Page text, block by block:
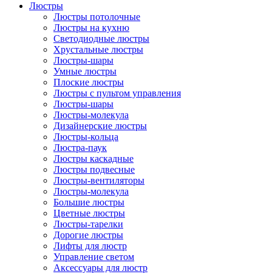
Люстры
Люстры потолочные
Люстры на кухню
Светодиодные люстры
Хрустальные люстры
Люстры-шары
Умные люстры
Плоские люстры
Люстры с пультом управления
Люстры-шары
Люстры-молекула
Дизайнерские люстры
Люстры-кольца
Люстра-паук
Люстры каскадные
Люстры подвесные
Люстры-вентиляторы
Люстры-молекула
Большие люстры
Цветные люстры
Люстры-тарелки
Дорогие люстры
Лифты для люстр
Управление светом
Аксессуары для люстр